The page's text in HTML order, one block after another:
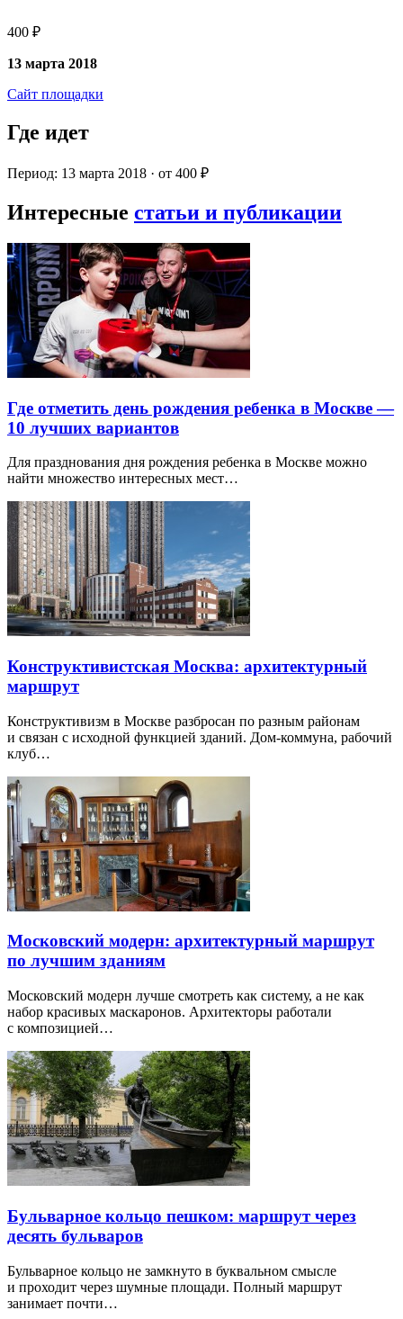
400 ₽
13 марта 2018
Сайт площадки
Где идет
Период: 13 марта 2018 · от 400 ₽
Интересные статьи и публикации
Где отметить день рождения ребенка в Москве —
10 лучших вариантов
Для празднования дня рождения ребенка в Москве можно
найти множество интересных мест…
Конструктивистская Москва: архитектурный
маршрут
Конструктивизм в Москве разбросан по разным районам
и связан с исходной функцией зданий. Дом-коммуна, рабочий
клуб…
Московский модерн: архитектурный маршрут
по лучшим зданиям
Московский модерн лучше смотреть как систему, а не как
набор красивых маскаронов. Архитекторы работали
с композицией…
Бульварное кольцо пешком: маршрут через
десять бульваров
Бульварное кольцо не замкнуто в буквальном смысле
и проходит через шумные площади. Полный маршрут
занимает почти…